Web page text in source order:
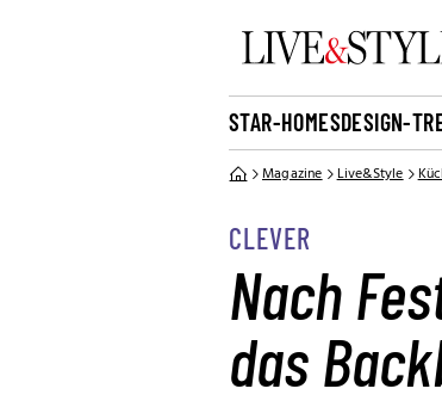
STAR-HOMESDESIGN-
Magazine Live&Style
CLEVER
Nach
das